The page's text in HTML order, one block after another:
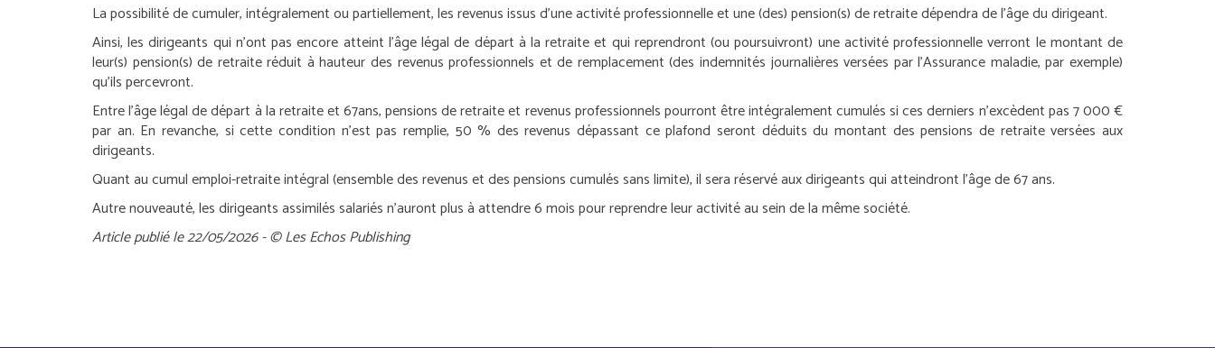
La possibilité de cumuler, intégralement ou partiellement, les revenus issus d’une activité professionnelle et une (des) pension(s) de retraite dépendra de l’âge du dirigeant.
Ainsi, les dirigeants qui n’ont pas encore atteint l’âge légal de départ à la retraite et qui reprendront (ou poursuivront) une activité professionnelle verront le montant de
leur(s) pension(s) de retraite réduit à hauteur des revenus professionnels et de remplacement (des indemnités journalières versées par l’Assurance maladie, par exemple)
qu’ils percevront.
Entre l’âge légal de départ à la retraite et 67ans, pensions de retraite et revenus professionnels pourront être intégralement cumulés si ces derniers n’excèdent pas 7 000 €
par an. En revanche, si cette condition n’est pas remplie, 50 % des revenus dépassant ce plafond seront déduits du montant des pensions de retraite versées aux
dirigeants.
Quant au cumul emploi-retraite intégral (ensemble des revenus et des pensions cumulés sans limite), il sera réservé aux dirigeants qui atteindront l’âge de 67 ans.
Autre nouveauté, les dirigeants assimilés salariés n’auront plus à attendre 6 mois pour reprendre leur activité au sein de la même société.
Article publié le 22/05/2026 - © Les Echos Publishing